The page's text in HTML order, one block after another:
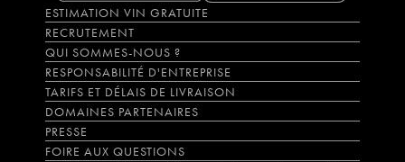
ESTIMATION VIN GRATUITE
RECRUTEMENT
QUI SOMMES-NOUS ?
RESPONSABILITÉ D'ENTREPRISE
TARIFS ET DÉLAIS DE LIVRAISON
DOMAINES PARTENAIRES
PRESSE
FOIRE AUX QUESTIONS